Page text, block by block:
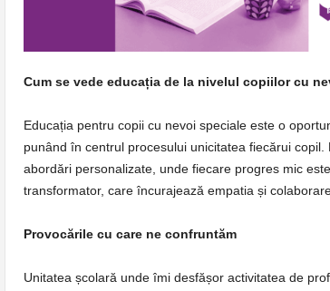
Cum se vede educația de la nivelul copiilor cu
Educația pentru copii cu nevoi speciale este o
punând în centrul procesului unicitatea fiecărui
abordări personalizate, unde fiecare progres mic
transformator, care încurajează empatia și
Provocările cu care ne confruntăm
Unitatea școlară unde îmi desfășor activitatea de